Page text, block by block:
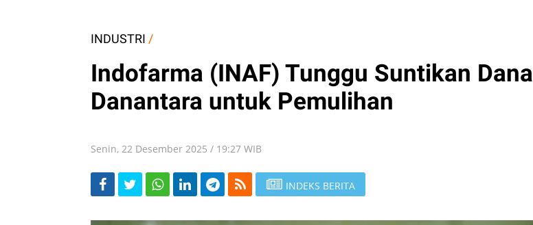
INDUSTRI /
Indofarma (INAF) Tunggu Suntikan Dana
Danantara untuk Pemulihan
Senin, 22 Desember 2025 / 19:27 WIB
INDEKS BERITA